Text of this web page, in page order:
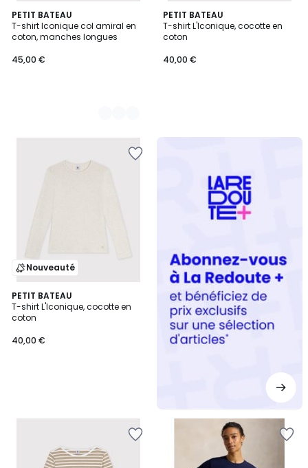
PETIT BATEAU
T-shirt Iconique col amiral en
coton, manches longues
45,00 €
2
Couleurs
PETIT BATEAU
T-shirt L'Iconique, cocotte en
coton
40,00 €
Nouveauté
PETIT BATEAU
T-shirt L'Iconique, cocotte en
coton
40,00 €